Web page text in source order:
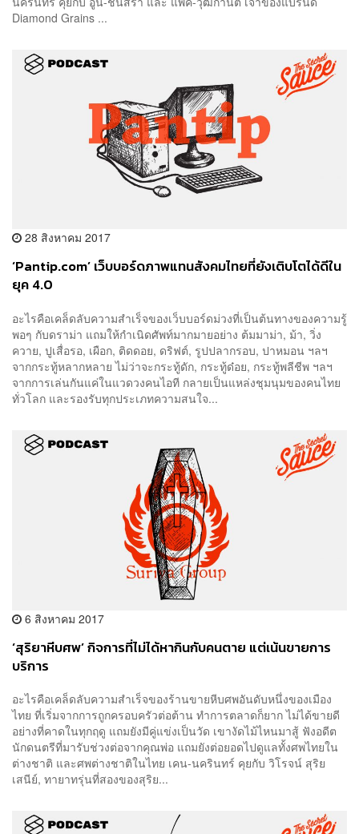
Diamond Grains ...
28 สิงหาคม 2017
‘Pantip.com’ เว็บบอร์ดภาพแทนสังคมไทยที่ยังเติบโตได้ดีใน
ยุค 4.0
อะไรคือเคล็ดลับความสำเร็จของเว็บบอร์ดม่วงที่เป็นต้นทางของความรู้
พอๆ กับดราม่า แถมให้กำเนิดศัพท์มากมายอย่าง ต้มมาม่า, ม้า, วิ่ง
ควาย, ปูเสื่อรอ, เผือก, ติดดอย, ดริฟต์, รูปปลากรอบ, ปาหมอน ฯลฯ
จากกระทู้หลากหลาย ไม่ว่าจะกระทู้ดัก, กระทู้ด๋อย, กระทู้พลีชีพ ฯลฯ
จากการเล่นกันแค่ในแวดวงคนไอที กลายเป็นแหล่งชุมนุมของคนไทย
ทั่วโลก และรองรับทุกประเภทความสนใจ...
6 สิงหาคม 2017
‘สุริยาหีบศพ’ กิจการที่ไม่ได้หากินกับคนตาย แต่เน้นขายการ
บริการ
อะไรคือเคล็ดลับความสำเร็จของร้านขายหีบศพอันดับหนึ่งของเมือง
ไทย ที่เริ่มจากการถูกครอบครัวต่อต้าน ทำการตลาดก็ยาก ไม่ได้ขายดี
อย่างที่คาดในทุกฤดู แถมยังมีคู่แข่งเป็นวัด เขางัดไม้ไหนมาสู้ ฟังอดีต
นักดนตรีที่มารับช่วงต่อจากคุณพ่อ แถมยังต่อยอดไปดูแลทั้งศพไทยใน
ต่างชาติ และศพต่างชาติในไทย เคน-นครินทร์ คุยกับ วิโรจน์ สุริย
เสนีย์, ทายาทรุ่นที่สองของสุริย...